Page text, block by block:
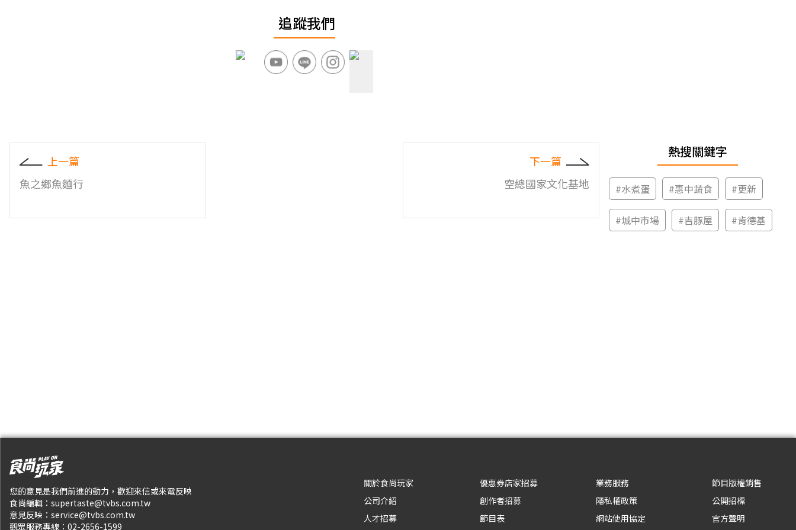
追蹤我們
上一篇
魚之鄉魚麵行
下一篇
空總國家文化基地
熱搜關鍵字
#水煮蛋 #惠中蔬食 #更新
#城中市場 #吉豚屋 #肯德基
您的意見是我們前進的動力，歡迎來信或來電反映
食尚編輯： supertaste@tvbs.com.tw
意見反映： service@tvbs.com.tw
觀眾服務專線： 02-2656-1599
關於食尚玩家
公司介紹
人才招募
優惠券店家招募
創作者招募
節目表
業務服務
隱私權政策
網站使用協定
節目版權銷售
公開招標
官方聲明